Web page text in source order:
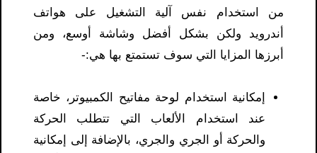
من استخدام نفس آلية التشغيل على هواتف
أندرويد ولكن بشكل أفضل وشاشة أوسع، ومن
أبرزها المزايا التي سوف تستمتع بها هي:-
إمكانية استخدام لوحة مفاتيح الكمبيوتر، خاصة
عند استخدام الألعاب التي تتطلب الحركة
والحركة أو الجري والجري، بالإضافة إلى إمكانية